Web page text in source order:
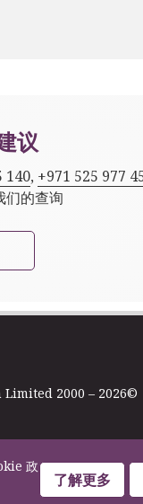
议
140, +971 525 977
们的查询
Limited 2000 – 2026©
政
了解更多